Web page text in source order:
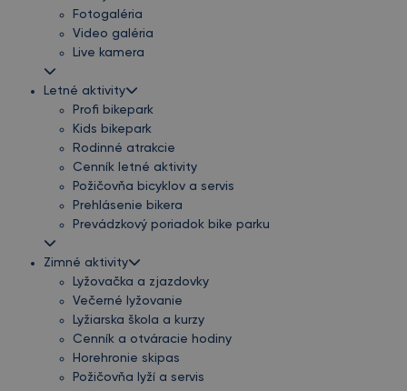
Fotogaléria
Video galéria
Live kamera
Letné aktivity
Profi bikepark
Kids bikepark
Rodinné atrakcie
Cenník letné aktivity
Požičovňa bicyklov a servis
Prehlásenie bikera
Prevádzkový poriadok bike parku
Zimné aktivity
Lyžovačka a zjazdovky
Večerné lyžovanie
Lyžiarska škola a kurzy
Cenník a otváracie hodiny
Horehronie skipas
Požičovňa lyží a servis